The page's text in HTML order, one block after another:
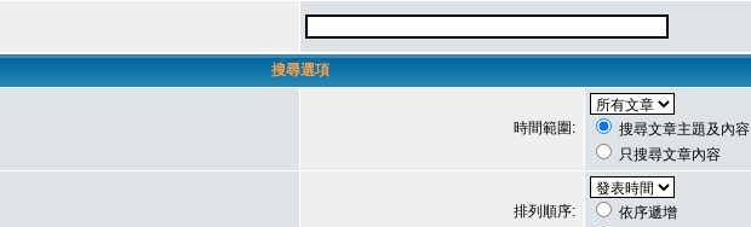
搜尋選項
時間範圍:
搜尋文章主題及內容
只搜尋文章內容
排列順序:
依序遞增